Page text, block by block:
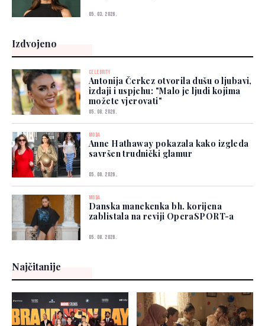
05. 03. 2026.
Izdvojeno
CELEBRITY
Antonija Čerkez otvorila dušu o ljubavi,
izdaji i uspjehu: "Malo je ljudi kojima
možete vjerovati"
05. 08. 2026.
MODA
Anne Hathaway pokazala kako izgleda
savršen trudnički glamur
05. 08. 2026.
MODA
Danska manekenka bh. korijena
zablistala na reviji OperaSPORT-a
05. 08. 2026.
Najčitanije